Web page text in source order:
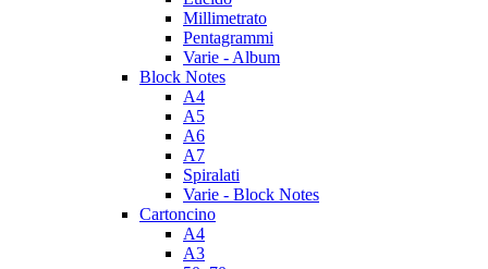
Millimetrato
Pentagrammi
Varie - Album
Block Notes
A4
A5
A6
A7
Spiralati
Varie - Block Notes
Cartoncino
A4
A3